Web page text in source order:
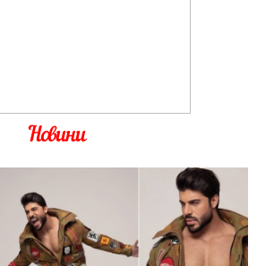
Новини